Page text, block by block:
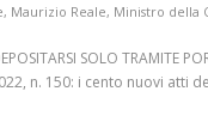
, Maurizio Reale, Ministro della
DEPOSITARSI SOLO
n. 150: i cento nuovi